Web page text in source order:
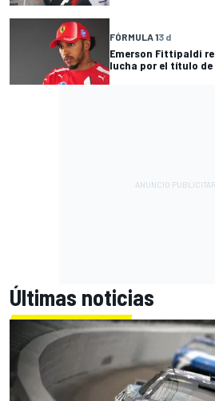
FÓRMULA 13 d
Emerson Fittipaldi
lucha por el título de
Últimas noticias